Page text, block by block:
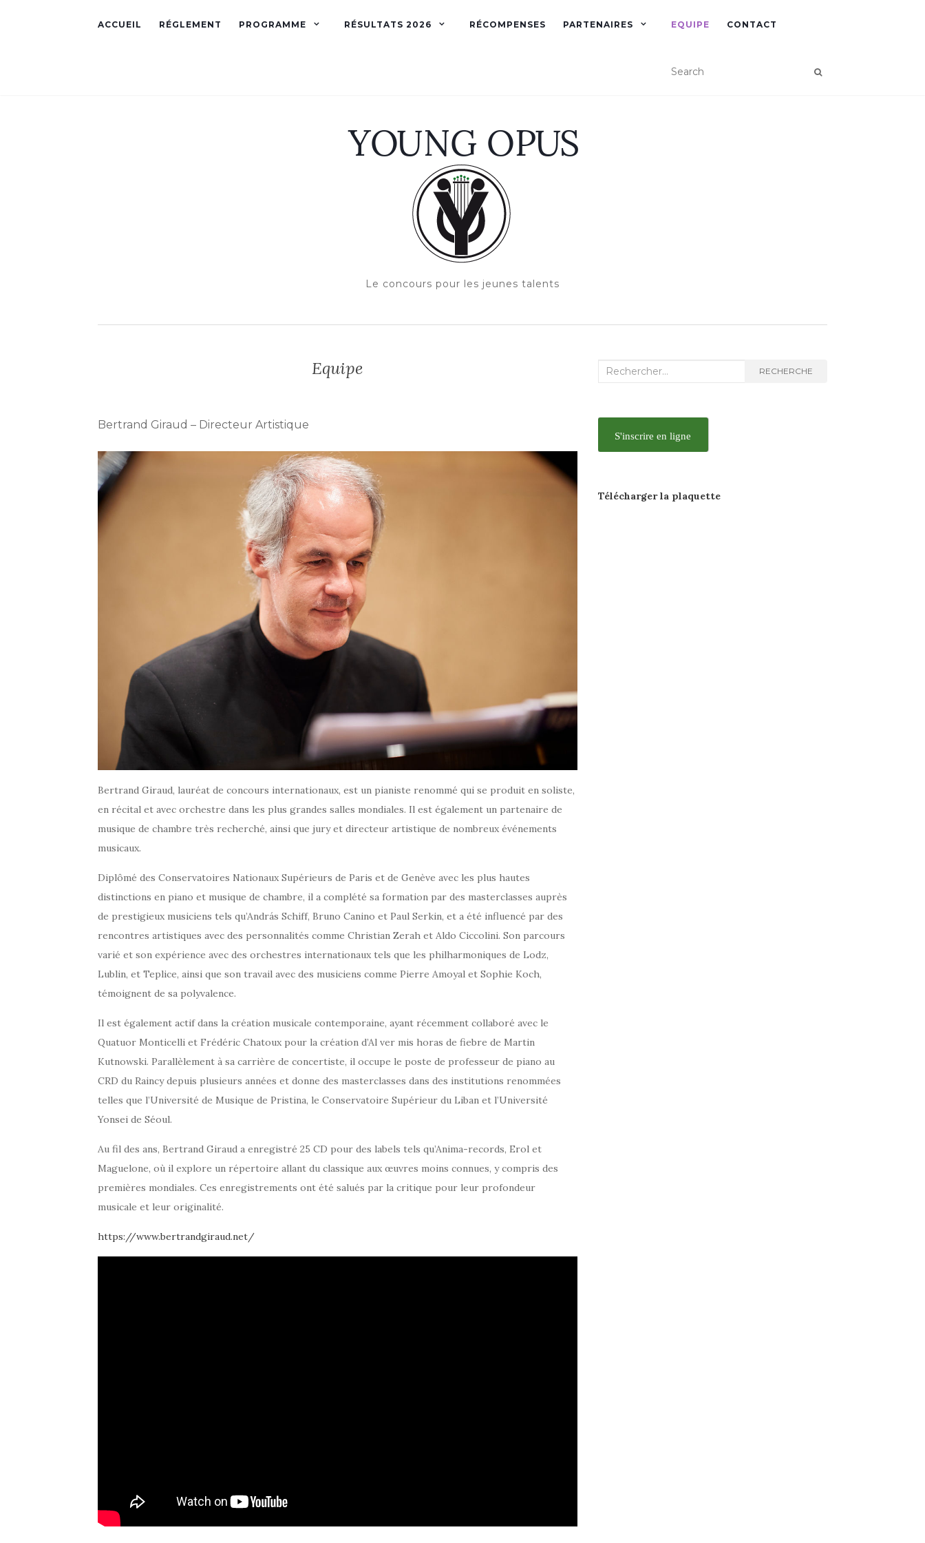
ACCUEIL RÉGLEMENT PROGRAMME RÉSULTATS 2026 RÉCOMPENSES PARTENAIRES EQUIPE CONTACT
Le concours pour les jeunes talents
Equipe
Bertrand Giraud – Directeur Artistique
Bertrand Giraud, lauréat de concours internationaux, est un pianiste renommé qui se produit en soliste,
en récital et avec orchestre dans les plus grandes salles mondiales. Il est également un partenaire de
musique de chambre très recherché, ainsi que jury et directeur artistique de nombreux événements
musicaux.
Diplômé des Conservatoires Nationaux Supérieurs de Paris et de Genève avec les plus hautes
distinctions en piano et musique de chambre, il a complété sa formation par des masterclasses auprès
de prestigieux musiciens tels qu’András Schiff, Bruno Canino et Paul Serkin, et a été influencé par des
rencontres artistiques avec des personnalités comme Christian Zerah et Aldo Ciccolini. Son parcours
varié et son expérience avec des orchestres internationaux tels que les philharmoniques de Lodz,
Lublin, et Teplice, ainsi que son travail avec des musiciens comme Pierre Amoyal et Sophie Koch,
témoignent de sa polyvalence.
Il est également actif dans la création musicale contemporaine, ayant récemment collaboré avec le
Quatuor Monticelli et Frédéric Chatoux pour la création d’Al ver mis horas de fiebre de Martin
Kutnowski. Parallèlement à sa carrière de concertiste, il occupe le poste de professeur de piano au
CRD du Raincy depuis plusieurs années et donne des masterclasses dans des institutions renommées
telles que l’Université de Musique de Pristina, le Conservatoire Supérieur du Liban et l’Université
Yonsei de Séoul.
Au fil des ans, Bertrand Giraud a enregistré 25 CD pour des labels tels qu’Anima-records, Erol et
Maguelone, où il explore un répertoire allant du classique aux œuvres moins connues, y compris des
premières mondiales. Ces enregistrements ont été salués par la critique pour leur profondeur
musicale et leur originalité.
https://www.bertrandgiraud.net/
Recherche
RECHERCHE
S'inscrire en ligne
Télécharger la plaquette